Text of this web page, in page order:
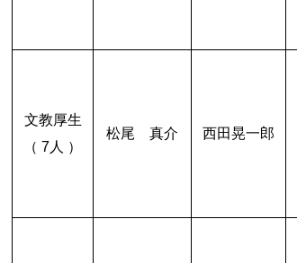
文教厚生
（ 7人 ）
松尾 真介 西田晃一郎